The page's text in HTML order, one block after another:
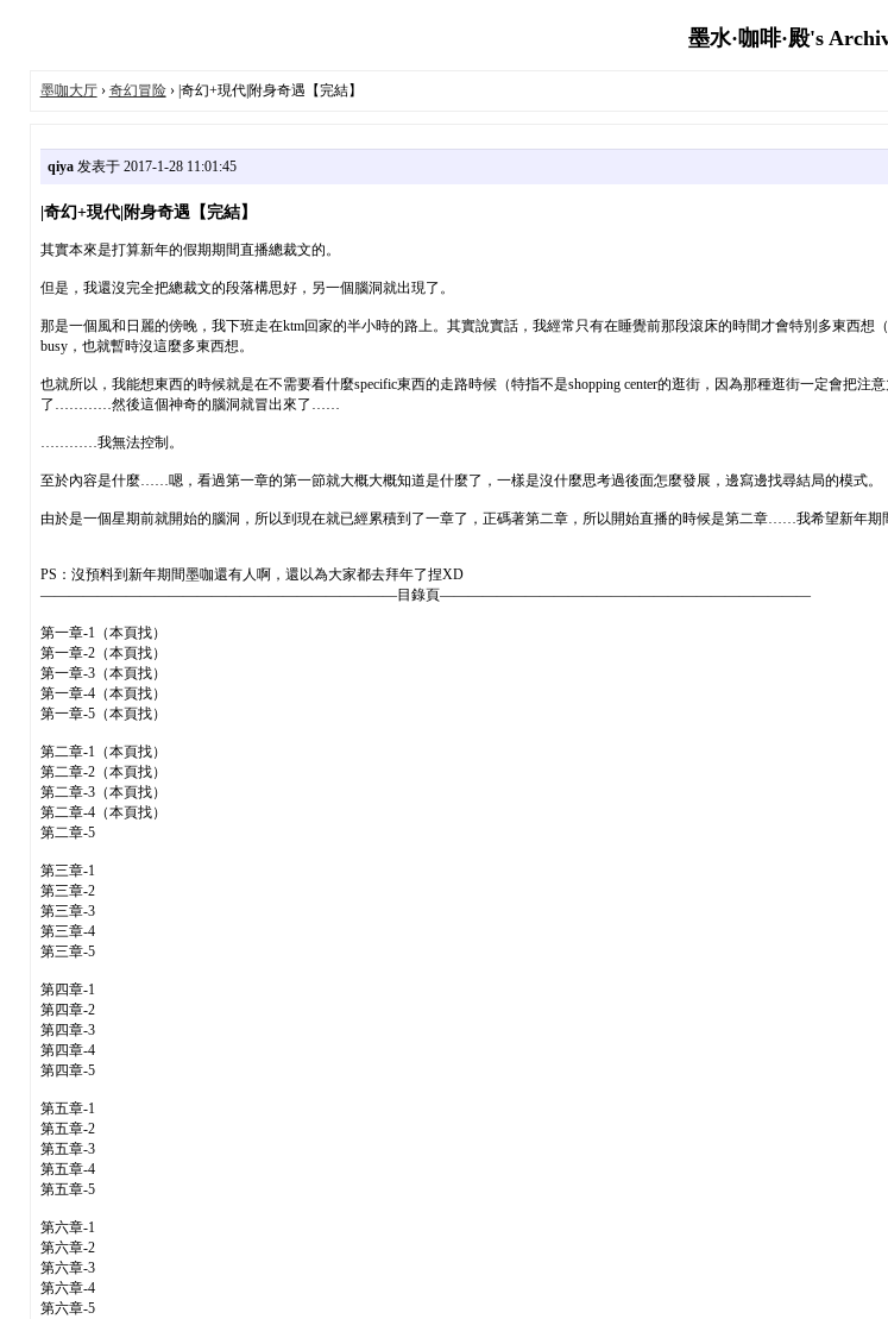
墨水·咖啡·殿's
墨咖大厅› 奇幻冒险› |奇幻+現代|附身奇遇【完結】
qiya发表于 2017-1-28 11:01:45
|奇幻+現代|附身奇遇【完結】
其實本來是打算新年的假期期間直播總裁文的。
但是，我還沒完全把總裁文的段落構思好，另一個腦洞就出現了。
那是一個風和日麗的傍晚，我下班走在ktm回家的半小時的路上。其實說實話，我經常只有在睡覺前那段滾床的時間才會特別多東西
busy，也就暫時沒這麼多東西想。
也就所以，我能想東西的時候就是在不需要看什麼specific東西的走路時候（特指不是shopping center的逛街，因為那種逛街一定會把
了…………然後這個神奇的腦洞就冒出來了……
…………我無法控制。
至於內容是什麼……嗯，看過第一章的第一節就大概大概知道是什麼了，一樣是沒什麼思考過後面怎麼發展，邊寫邊找尋結局的模式。
由於是一個星期前就開始的腦洞，所以到現在就已經累積到了一章了，正碼著第二章，所以開始直播的時候是第二章……我希望新年
PS：沒預料到新年期間墨咖還有人啊，還以為大家都去拜年了捏XD
—————————————————————————目錄頁——————————————————————————
第一章-1（本頁找）
第一章-2（本頁找）
第一章-3（本頁找）
第一章-4（本頁找）
第一章-5（本頁找）
第二章-1（本頁找）
第二章-2（本頁找）
第二章-3（本頁找）
第二章-4（本頁找）
第二章-5
第三章-1
第三章-2
第三章-3
第三章-4
第三章-5
第四章-1
第四章-2
第四章-3
第四章-4
第四章-5
第五章-1
第五章-2
第五章-3
第五章-4
第五章-5
第六章-1
第六章-2
第六章-3
第六章-4
第六章-5